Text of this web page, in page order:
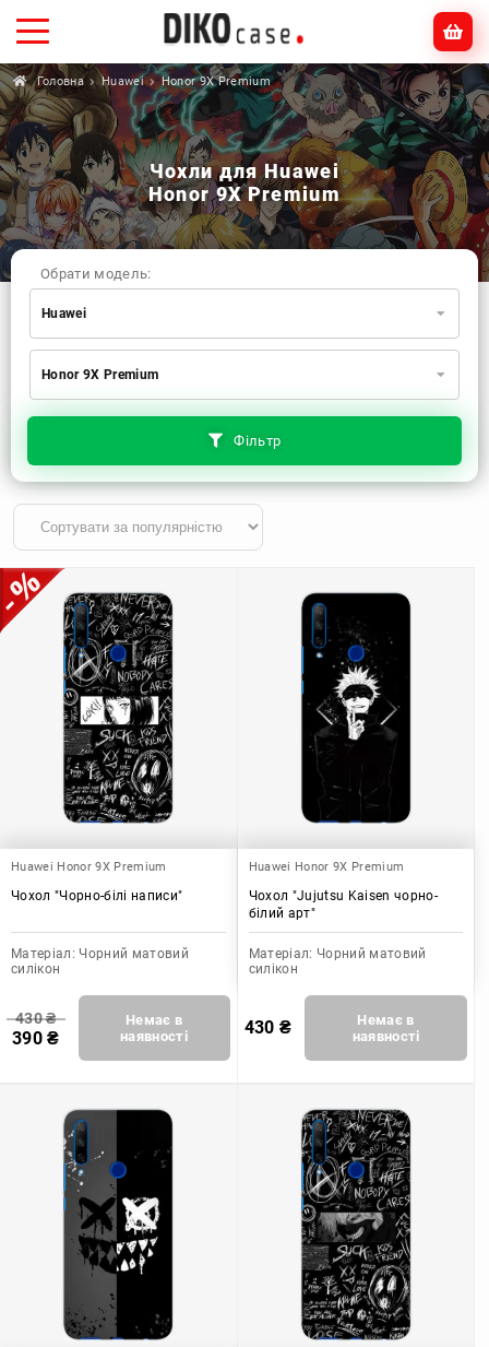
Головна Huawei Honor 9X Premium
Чохли для Huawei
Honor 9X Premium
Фільтр
Обрати модель:
Huawei
Xiaomi
Apple
Huawei
Realme
TECNO
ZTE
OnePlus
Motorola
Honor 9X Premium
Huawei Honor 9X Premium
Чохол "Чорно-білі написи"
Матеріал: Чорний матовий
силікон
430₴
390₴
Немає в
наявності
Huawei Honor 9X Premium
Чохол "Jujutsu Kaisen чорно-
білий арт"
Матеріал: Чорний матовий
силікон
430 ₴
Немає в
наявності